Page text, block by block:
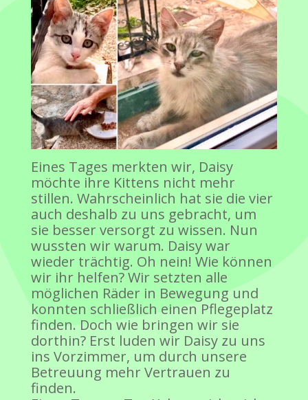
Eines Tages merkten wir, Daisy
möchte ihre Kittens nicht mehr
stillen. Wahrscheinlich hat sie die vier
auch deshalb zu uns gebracht, um
sie besser versorgt zu wissen. Nun
wussten wir warum. Daisy war
wieder trächtig. Oh nein! Wie können
wir ihr helfen? Wir setzten alle
möglichen Räder in Bewegung und
konnten schließlich einen Pflegeplatz
finden. Doch wie bringen wir sie
dorthin? Erst luden wir Daisy zu uns
ins Vorzimmer, um durch unsere
Betreuung mehr Vertrauen zu
finden.